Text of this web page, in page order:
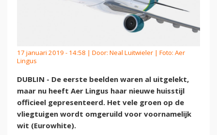
17 januari 2019 - 14:58 | Door: Neal Luitwieler | Foto: Aer
Lingus
DUBLIN - De eerste beelden waren al uitgelekt,
maar nu heeft Aer Lingus haar nieuwe huisstijl
officieel gepresenteerd. Het vele groen op de
vliegtuigen wordt omgeruild voor voornamelijk
wit (Eurowhite).